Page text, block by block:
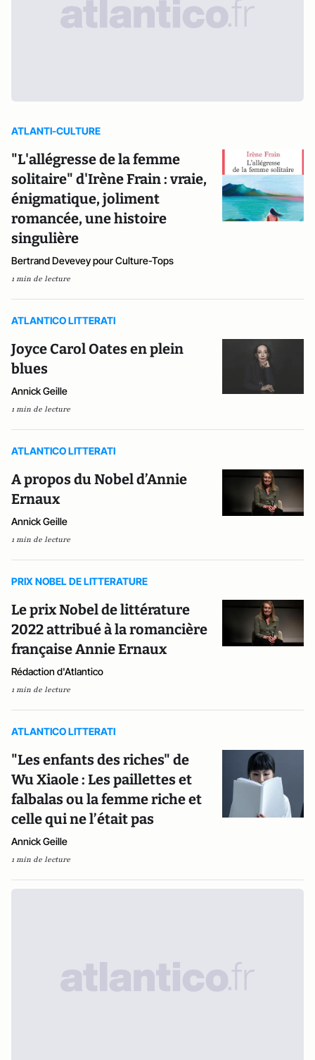
ATLANTI-CULTURE
"L'allégresse de la femme
solitaire" d'Irène Frain : vraie,
énigmatique, joliment
romancée, une histoire
singulière
Bertrand Devevey pour Culture-Tops
1 min de lecture
ATLANTICO LITTERATI
Joyce Carol Oates en plein
blues
Annick Geille
1 min de lecture
ATLANTICO LITTERATI
A propos du Nobel d’Annie
Ernaux
Annick Geille
1 min de lecture
PRIX NOBEL DE LITTERATURE
Le prix Nobel de littérature
2022 attribué à la romancière
française Annie Ernaux
Rédaction d'Atlantico
1 min de lecture
ATLANTICO LITTERATI
"Les enfants des riches" de
Wu Xiaole : Les paillettes et
falbalas ou la femme riche et
celle qui ne l’était pas
Annick Geille
1 min de lecture